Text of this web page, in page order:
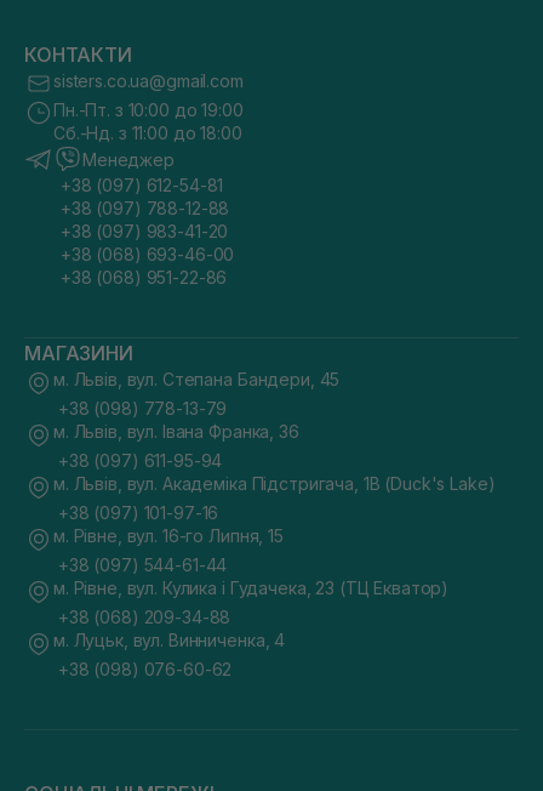
КОНТАКТИ
sisters.co.ua@gmail.com
Пн.-Пт. з 10:00 до 19:00
Сб.-Нд. з 11:00 до 18:00
Менеджер
+38 (097) 612-54-81
+38 (097) 788-12-88
+38 (097) 983-41-20
+38 (068) 693-46-00
+38 (068) 951-22-86
МАГАЗИНИ
м. Львів, вул. Степана Бандери, 45
+38 (098) 778-13-79
м. Львів, вул. Івана Франка, 36
+38 (097) 611-95-94
м. Львів, вул. Академіка Підстригача, 1В (Duck's Lake)
+38 (097) 101-97-16
м. Рівне, вул. 16-го Липня, 15
+38 (097) 544-61-44
м. Рівне, вул. Кулика і Гудачека, 23 (ТЦ Екватор)
+38 (068) 209-34-88
м. Луцьк, вул. Винниченка, 4
+38 (098) 076-60-62